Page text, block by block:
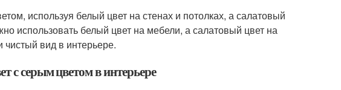
используя белый цвет на стенах и потолках, а салатовый
использовать белый цвет на мебели, а салатовый цвет на
чистый вид в интерьере.
с серым цветом в интерьере